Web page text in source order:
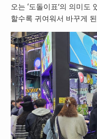
오는 ‘도돌이표’의 의미도
할수록 귀여워서 바꾸게